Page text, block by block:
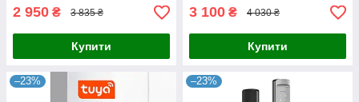
2 950 ₴ 3 835 ₴
Купити
3 100 ₴ 4 030 ₴
Купити
–23% –23%